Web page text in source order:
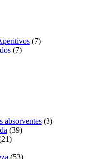
77
77
absorventes 33
3939
2121
5353